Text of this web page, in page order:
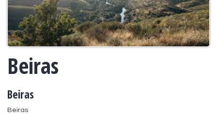
Beiras
Beiras
Beiras